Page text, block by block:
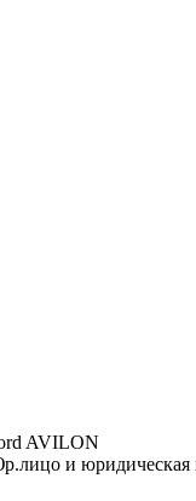
AVILON
и